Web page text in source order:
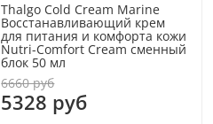
Thalgo Cold Cream Marine
Восстанавливающий крем
для питания и комфорта кожи
Nutri-Comfort Cream сменный
блок 50 мл
6660 руб
5328 руб